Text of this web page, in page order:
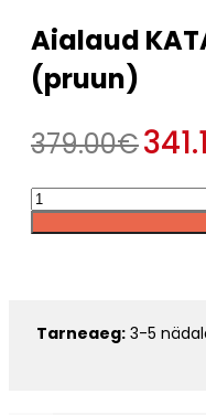
Aialaud
(pruun)
379.00€
Aialaud
KATARINA
1800
kogus
Alternative:
Tarneaeg: 3-5